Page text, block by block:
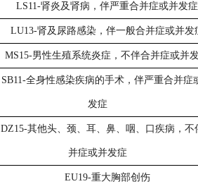
LS11-肾炎及肾病，伴严重合并症或并发症
LU13-肾及尿路感染，伴一般合并症或并发
MS15-男性生殖系统炎症，不伴合并症或并
SB11-全身性感染疾病的手术，伴严重合并症
发症
DZ15-其他头、颈、耳、鼻、咽、口疾病，不
并症或并发症
EU19-重大胸部创伤